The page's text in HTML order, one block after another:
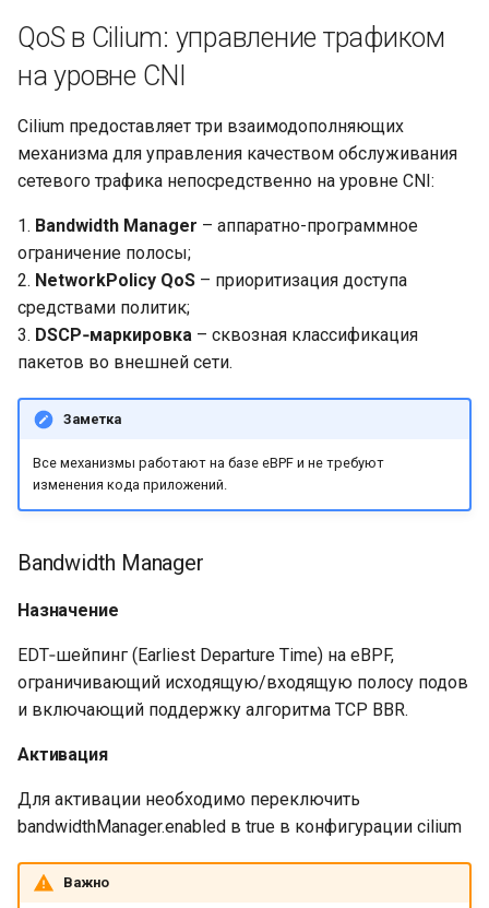
QoS в Cilium: управление трафиком
на уровне CNI
Cilium предоставляет три взаимодополняющих
механизма для управления качеством обслуживания
сетевого трафика непосредственно на уровне CNI:
1. Bandwidth Manager – аппаратно-программное
ограничение полосы;
2. NetworkPolicy QoS – приоритизация доступа
средствами политик;
3. DSCP‑маркировка – сквозная классификация
пакетов во внешней сети.
Заметка
Все механизмы работают на базе eBPF и не требуют
изменения кода приложений.
Bandwidth Manager
Назначение
EDT‑шейпинг (Earliest Departure Time) на eBPF,
ограничивающий исходящую/входящую полосу подов
и включающий поддержку алгоритма TCP BBR.
Активация
Для активации необходимо переключить
bandwidthManager.enabled в true в конфигурации cilium
Важно